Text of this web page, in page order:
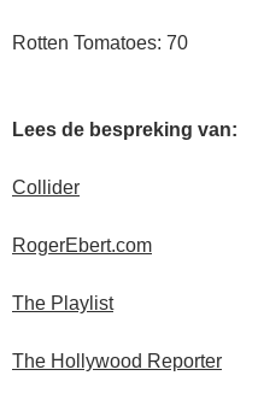
Rotten Tomatoes: 70
Lees de bespreking van:
Collider
RogerEbert.com
The Playlist
The Hollywood Reporter